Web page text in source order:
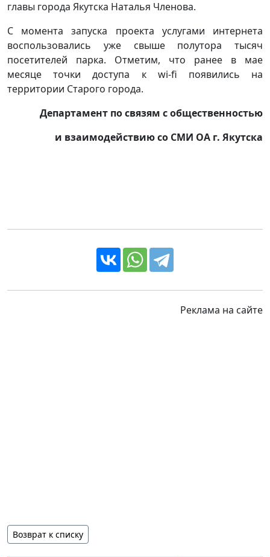
главы города Якутска Наталья Членова.
С момента запуска проекта услугами интернета
воспользовались уже свыше полутора тысяч
посетителей парка. Отметим, что ранее в мае
месяце точки доступа к wi-fi появились на
территории Старого города.
Департамент по связям с общественностью
и взаимодействию со СМИ ОА г. Якутска
Реклама на сайте
Возврат к списку